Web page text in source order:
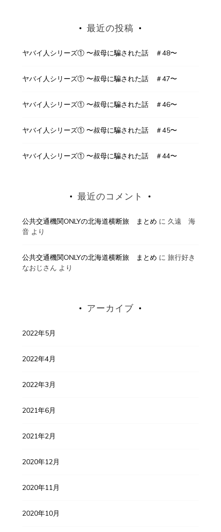
最近の投稿
ヤバイ人シリーズ① 〜叔母に騙された話 ＃48〜
ヤバイ人シリーズ① 〜叔母に騙された話 ＃47〜
ヤバイ人シリーズ① 〜叔母に騙された話 ＃46〜
ヤバイ人シリーズ① 〜叔母に騙された話 ＃45〜
ヤバイ人シリーズ① 〜叔母に騙された話 ＃44〜
最近のコメント
公共交通機関ONLYの北海道横断旅 まとめ に 久遠 海
音より
公共交通機関ONLYの北海道横断旅 まとめ に 旅行好き
なおじさん より
アーカイブ
2022年5月
2022年4月
2022年3月
2021年6月
2021年2月
2020年12月
2020年11月
2020年10月